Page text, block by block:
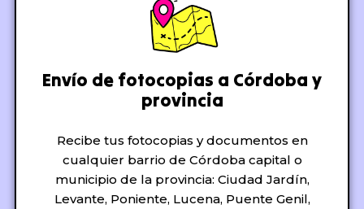
Envío de fotocopias a Córdoba y
provincia
Recibe tus fotocopias y documentos en
cualquier barrio de Córdoba capital o
municipio de la provincia: Ciudad Jardín,
Levante, Poniente, Lucena, Puente Genil,